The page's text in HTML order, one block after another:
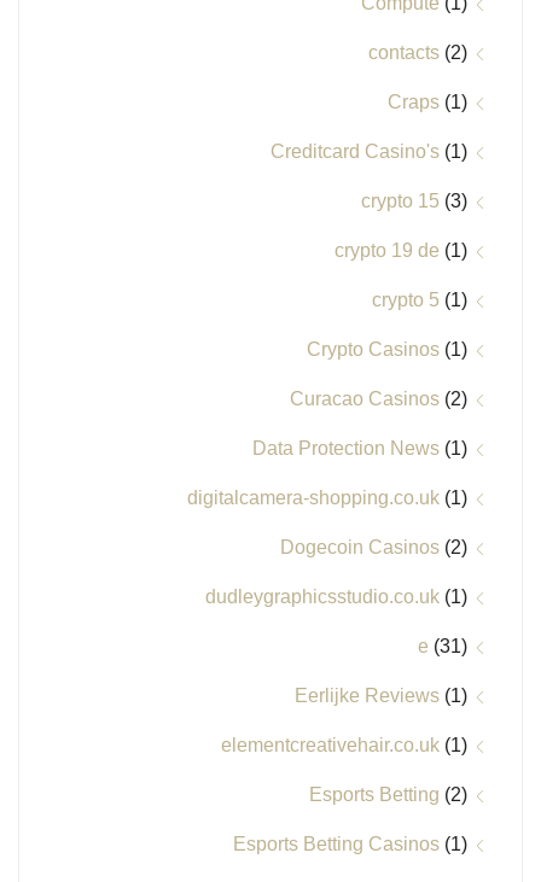
contacts (2)
Craps (1)
Creditcard Casino's (1)
crypto 15 (3)
crypto 19 de (1)
crypto 5 (1)
Crypto Casinos (1)
Curacao Casinos (2)
Data Protection News (1)
digitalcamera-shopping.co.uk (1)
Dogecoin Casinos (2)
dudleygraphicsstudio.co.uk (1)
e (31)
Eerlijke Reviews (1)
elementcreativehair.co.uk (1)
Esports Betting (2)
Esports Betting Casinos (1)